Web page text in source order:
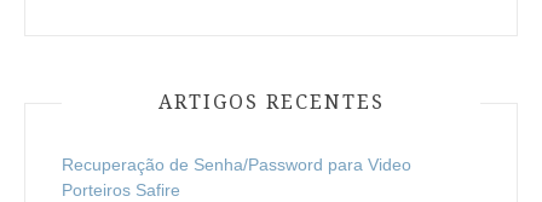
ARTIGOS RECENTES
Recuperação de Senha/Password para Video
Porteiros Safire